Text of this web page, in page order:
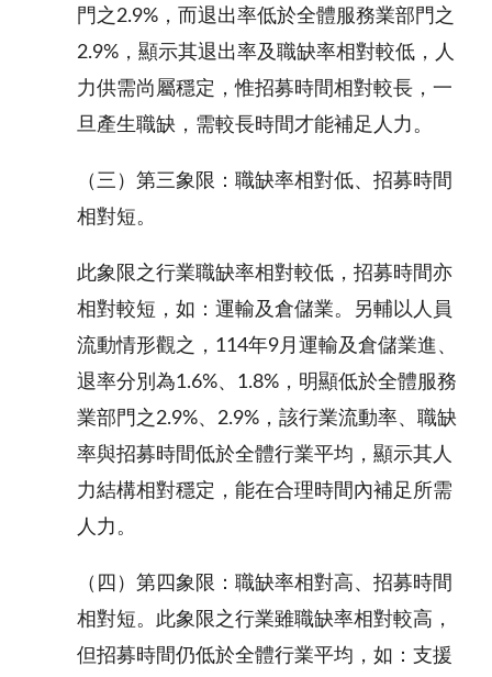
門之2.9%，而退出率低於全體服務業部門之
2.9%，顯示其退出率及職缺率相對較低，人
力供需尚屬穩定，惟招募時間相對較長，一
旦產生職缺，需較長時間才能補足人力。
（三） 第三象限：職缺率相對低、招募時間
相對短。
此象限之行業職缺率相對較低，招募時間亦
相對較短，如：運輸及倉儲業。另輔以人員
流動情形觀之，114年9月運輸及倉儲業進、
退率分別為1.6%、1.8%，明顯低於全體服務
業部門之2.9%、2.9%，該行業流動率、職缺
率與招募時間低於全體行業平均，顯示其人
力結構相對穩定，能在合理時間內補足所需
人力。
（四）第四象限：職缺率相對高、招募時間
相對短。此象限之行業雖職缺率相對較高，
但招募時間仍低於全體行業平均，如：支援